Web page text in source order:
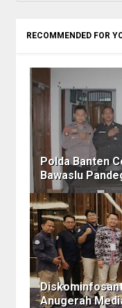
RECOMMENDED FOR
Polda Banten
Bawaslu
Anugerah